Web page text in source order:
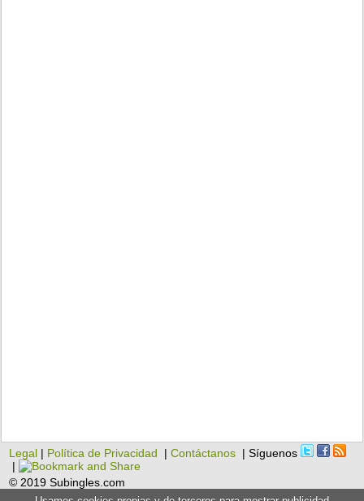
Legal | Política de Privacidad |Contáctanos | Síguenos
|
© 2019 Subingles.com